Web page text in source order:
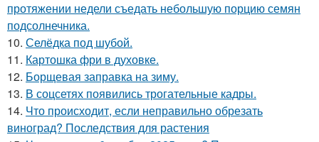
протяжении недели съедать небольшую порцию семян
подсолнечника.
10. Селёдка под шубой.
11. Картошка фри в духовке.
12. Борщевая заправка на зиму.
13. В соцсетях появились трогательные кадры.
14. Что происходит, если неправильно обрезать
виноград? Последствия для растения